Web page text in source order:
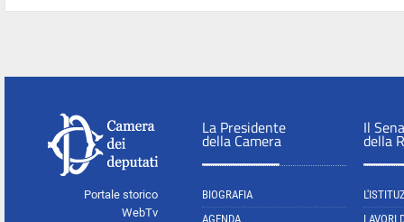
Portale storico
WebTv
La Presidente
della Camera
BIOGRAFIA
AGENDA
Il
della
LAVORI